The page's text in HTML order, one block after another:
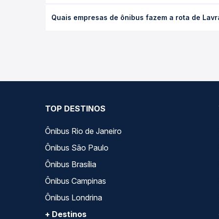
poltrona e a antecedência da compra. Na Quero
Quais empresas de ônibus fazem a rota de
TOP DESTINOS
Ônibus Rio de Janeiro
Ônibus São Paulo
Ônibus Brasília
Ônibus Campinas
Ônibus Londrina
+ Destinos